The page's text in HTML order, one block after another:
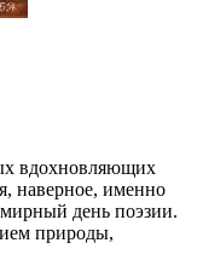
вдохновляющих
наверное, именно
день поэзии.
природы,